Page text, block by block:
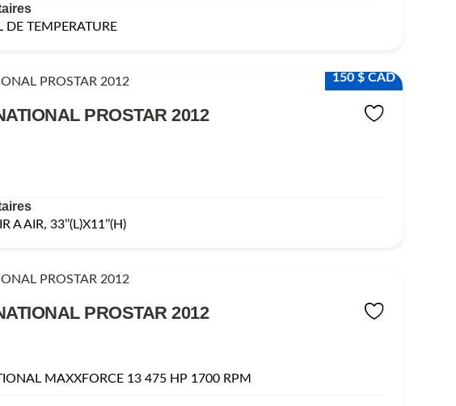
DE TEMPERATURE
150 $ CAD
PROSTAR 2012
A AIR, 33’’(L)X11’’(H)
PROSTAR 2012
MAXXFORCE 13 475 HP 1700 RPM